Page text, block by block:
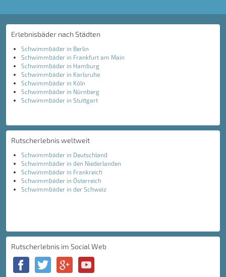
Erlebnisbäder nach Städten
Schwimmbäder in Berlin
Schwimmbäder in Frankfurt am Main
Schwimmbäder in Hamburg
Schwimmbäder in Karlsruhe
Schwimmbäder in Köln
Schwimmbäder in Nürnberg
Schwimmbäder in Stuttgart
Rutscherlebnis weltweit
Schwimmbäder in Deutschland
Schwimmbäder in den Niederlanden
Schwimmbäder in Frankreich
Schwimmbäder in Österreich
Schwimmbäder in der Schweiz
Rutscherlebnis im Social Web